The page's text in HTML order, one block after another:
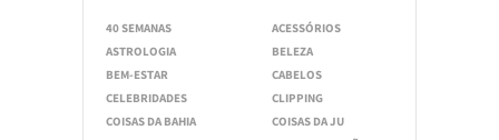
40 SEMANAS
ACESSÓRIOS
ASTROLOGIA
BELEZA
BEM-ESTAR
CABELOS
CELEBRIDADES
CLIPPING
COISAS DA BAHIA
COISAS DA JU